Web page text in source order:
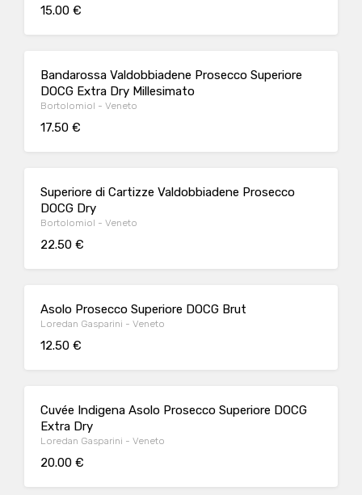
15.00 €
Bandarossa Valdobbiadene Prosecco Superiore
DOCG Extra Dry Millesimato
Bortolomiol - Veneto
17.50 €
Superiore di Cartizze Valdobbiadene Prosecco
DOCG Dry
Bortolomiol - Veneto
22.50 €
Asolo Prosecco Superiore DOCG Brut
Loredan Gasparini - Veneto
12.50 €
Cuvée Indigena Asolo Prosecco Superiore DOCG
Extra Dry
Loredan Gasparini - Veneto
20.00 €